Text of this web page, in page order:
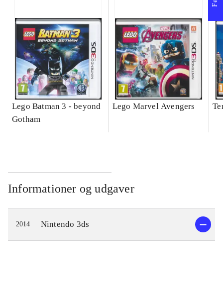
Lego Batman 3 - beyond
Gotham
Lego Marvel Avengers
Informationer og udgaver
2014 Nintendo 3ds